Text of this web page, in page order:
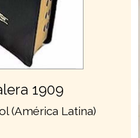
1909
(América Latina)